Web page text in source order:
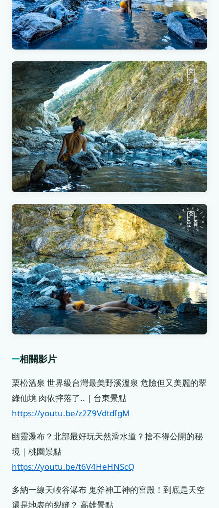
相關影片
栗松溫泉 世界級台灣最美野溪溫泉 危險但又美麗的翠
綠仙境 肉依摔落了.. | 台東景點
https://youtu.be/z2Z9VdtdIgM
幽靈瀑布？北部最好玩天然滑水道？捨不得公開的秘
境｜桃園景點
https://youtu.be/t6V4HeHNScQ
多納一線天峽谷瀑布 鬼斧神工神的宮殿！到底是天空
還是地表的裂縫？ 高雄景點